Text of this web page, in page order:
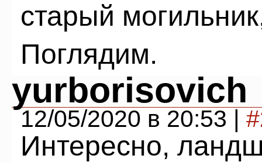
старый
Поглядим.
yurborisovich
12/05/2020 в 20:53 |
Интересно,